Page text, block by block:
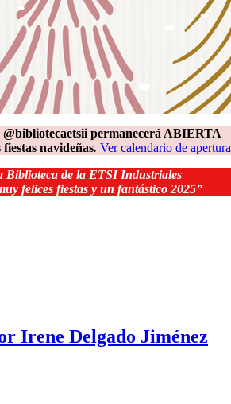
@bibliotecaetsii permanecerá ABIERTA
navideñas. Ver calendario de apertura
Biblioteca de la ETSI Industriales
felices fiestas y un fantástico 2025”
Irene Delgado Jiménez